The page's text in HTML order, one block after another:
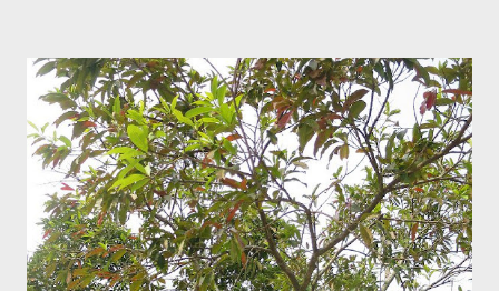
Tam Đảo (Vĩnh Phúc), đã thu được kết quả ban đầu (những
năm 1560- 70); thường trồng đến năm thứ hai, thứ ba mới hái
hoa; trồng một lần thu hoạch 10 - 20 năm.